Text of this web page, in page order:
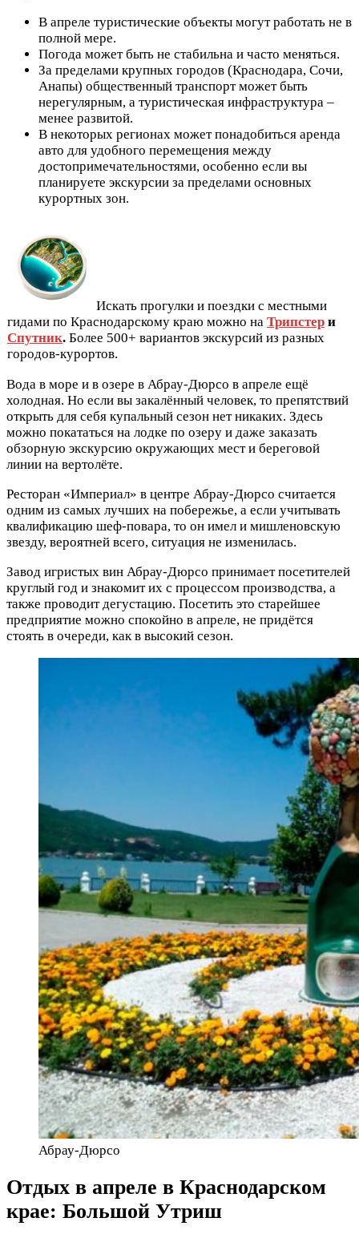
В апреле туристические объекты могут работать не в
полной мере.
Погода может быть не стабильна и часто меняться.
За пределами крупных городов (Краснодара, Сочи,
Анапы) общественный транспорт может быть
нерегулярным, а туристическая инфраструктура –
менее развитой.
В некоторых регионах может понадобиться аренда
авто для удобного перемещения между
достопримечательностями, особенно если вы
планируете экскурсии за пределами основных
курортных зон.
Искать прогулки и поездки с местными
гидами по Краснодарскому краю можно на Трипстер и
Спутник. Более 500+ вариантов экскурсий из разных
городов-курортов.
Вода в море и в озере в Абрау-Дюрсо в апреле ещё
холодная. Но если вы закалённый человек, то препятствий
открыть для себя купальный сезон нет никаких. Здесь
можно покататься на лодке по озеру и даже заказать
обзорную экскурсию окружающих мест и береговой
линии на вертолёте.
Ресторан «Империал» в центре Абрау-Дюрсо считается
одним из самых лучших на побережье, а если учитывать
квалификацию шеф-повара, то он имел и мишленовскую
звезду, вероятней всего, ситуация не изменилась.
Завод игристых вин Абрау-Дюрсо принимает посетителей
круглый год и знакомит их с процессом производства, а
также проводит дегустацию. Посетить это старейшее
предприятие можно спокойно в апреле, не придётся
стоять в очереди, как в высокий сезон.
Абрау-Дюрсо
Отдых в апреле в Краснодарском
крае: Большой Утриш